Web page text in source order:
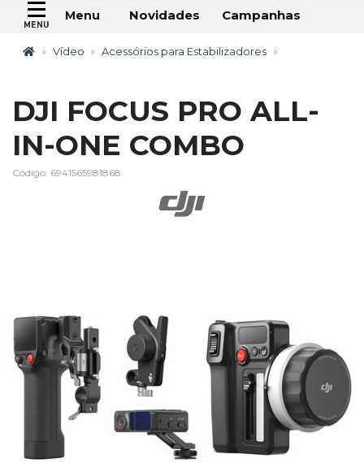
Menu Novidades Campanhas
Vídeo Acessórios para Estabilizadores
DJI FOCUS PRO ALL-
IN-ONE COMBO
Código: 6941565981868